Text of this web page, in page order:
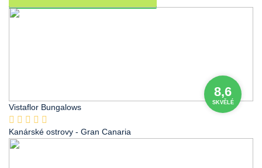
8,6
SKVĚLÉ
Vistaflor Bungalows
Kanárské ostrovy - Gran Canaria